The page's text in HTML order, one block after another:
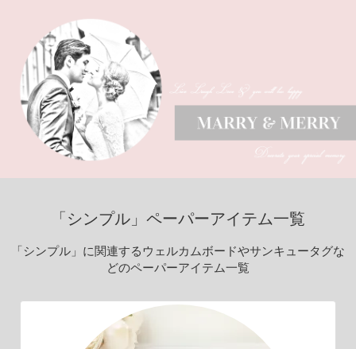
「シンプル」ペーパーアイテム一覧
「シンプル」に関連するウェルカムボードやサンキュータグな
どのペーパーアイテム一覧